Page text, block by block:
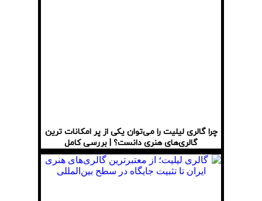
چرا گالری لیلیت را می‌توان یکی از پر امکانات ترین
گالری‌های هنری دانست؟ | بررسی کامل